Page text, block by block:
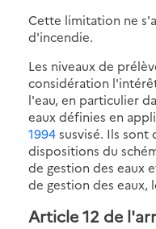
Cette limitation ne
d'incendie.
Les niveaux de
considération
l'eau, en particulier
eaux définies en
1994susvisé. Ils sont
dispositions du
de gestion des eaux
de gestion des eaux,
Article 12 de